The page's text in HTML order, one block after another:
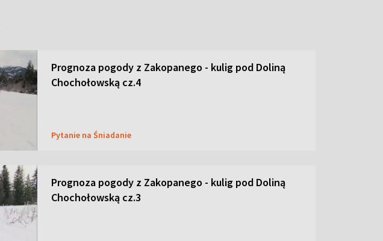
Prognoza pogody z Zakopanego - kulig pod Doliną
Chochołowską cz.4
Pytanie na Śniadanie
Prognoza pogody z Zakopanego - kulig pod Doliną
Chochołowską cz.3